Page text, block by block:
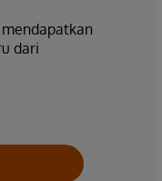
dari